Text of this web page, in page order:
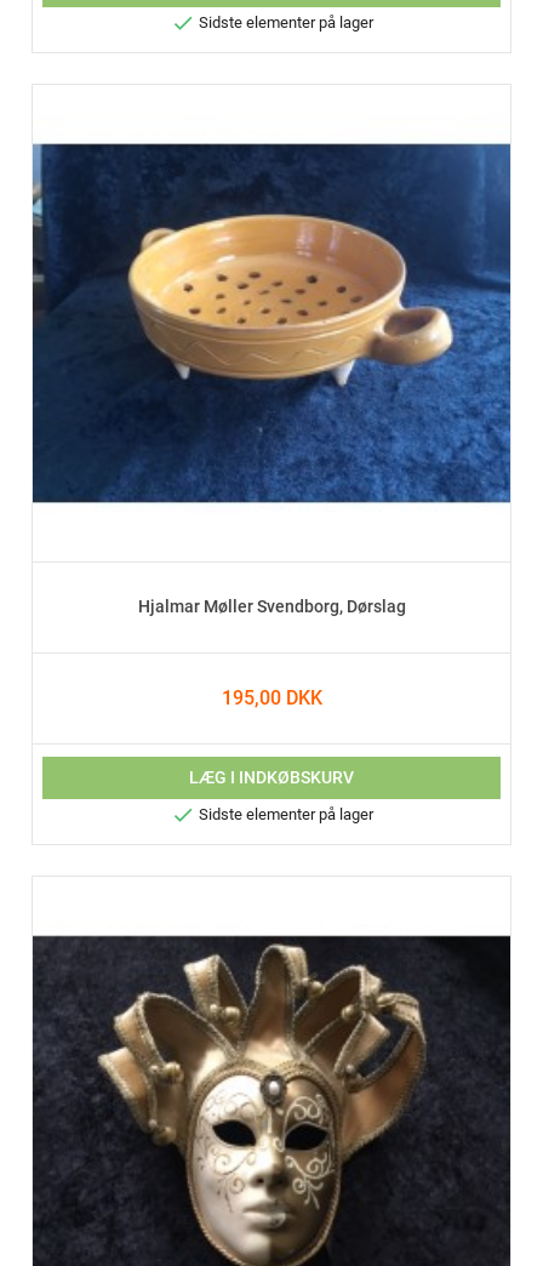
 Sidste elementer på lager
Hjalmar Møller Svendborg, Dørslag
195,00 DKK
LÆG I INDKØBSKURV
 Sidste elementer på lager